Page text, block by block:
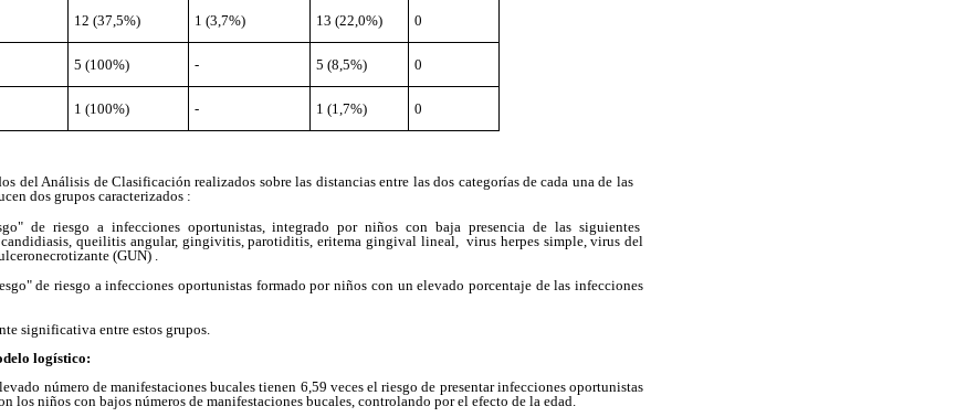
12 (37,5%) 1 (3,7%) 13 (22,0%) 0
5 (100%) - 5 (8,5%) 0
1 (100%) - 1 (1,7%) 0
del Análisis de Clasificación realizados sobre las distancias entre las dos categorías de cada una de las
dos grupos caracterizados :
de riesgo a infecciones oportunistas, integrado por niños con baja presencia de las siguientes
candidiasis, queilitis angular, gingivitis, parotiditis, eritema gingival lineal, virus herpes simple, virus del
(GUN) .
de riesgo a infecciones oportunistas formado por niños con un elevado porcentaje de las infecciones
significativa entre estos grupos.
logístico:
número de manifestaciones bucales tienen 6,59 veces el riesgo de presentar infecciones oportunistas
los niños con bajos números de manifestaciones bucales, controlando por el efecto de la edad.